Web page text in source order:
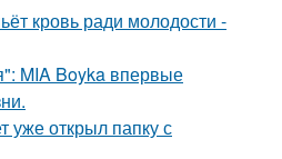
кровь ради молодости -
MIA Boyka впервые
уже открыл папку с